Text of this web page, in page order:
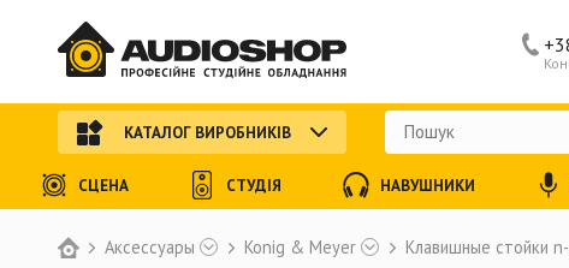
Аксессуары Konig & Meyer Клавишные стойки
КАТАЛОГ ВИРОБНИКІВ
СЦЕНА СТУДІЯ НАВУШНИКИ